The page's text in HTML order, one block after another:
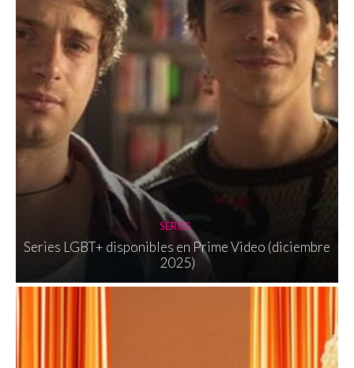
SERIES
Series LGBT+ disponibles en Prime Video (diciembre
2025)